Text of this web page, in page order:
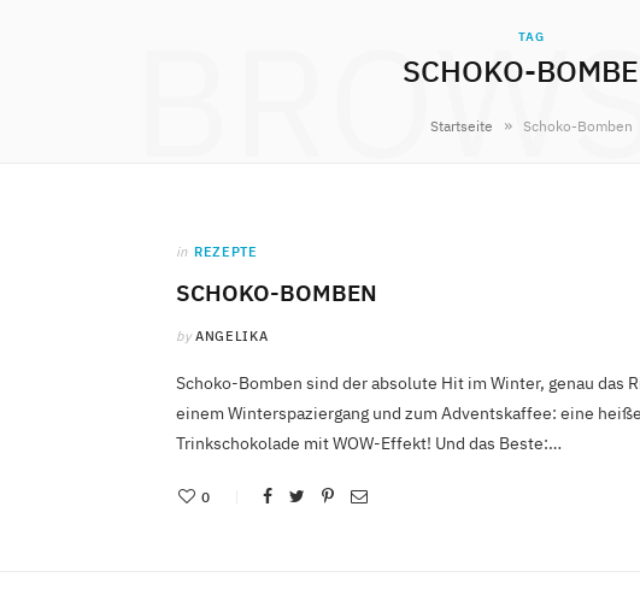
TAG
SCHOKO-
Startseite » Schoko-Bomben
in REZEPTE
SCHOKO-BOMBEN
by ANGELIKA
Schoko-Bomben sind der absolute Hit im Winter, genau das
einem Winterspaziergang und zum Adventskaffee: eine heiße
Trinkschokolade mit WOW-Effekt! Und das Beste:…
0